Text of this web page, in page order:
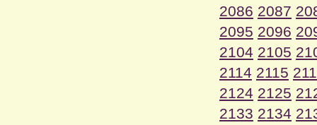
2086 2087
2095 2096
2104 2105
2114 2115
2124 2125
2133 2134